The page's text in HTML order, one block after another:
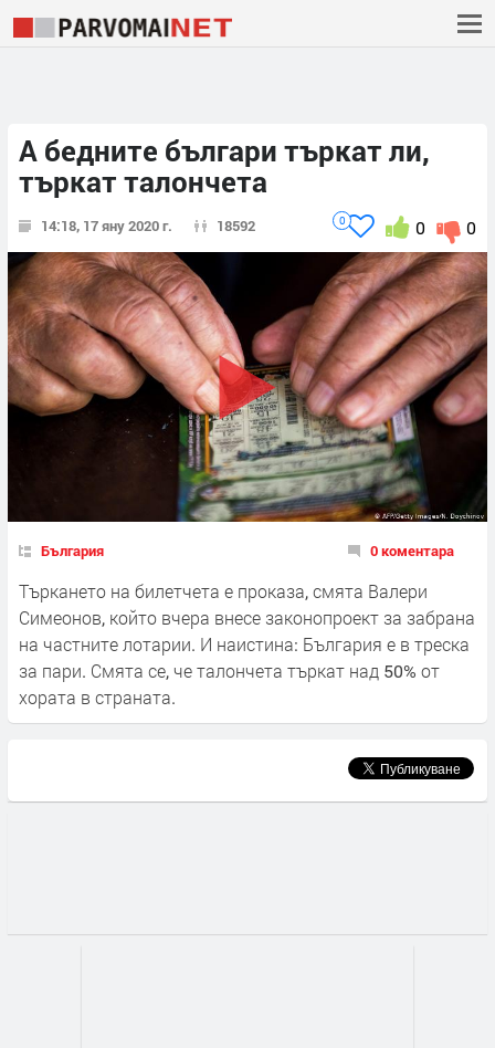
А бедните българи търкат ли,
търкат талончета
14:18, 17 яну 2020 г. 18592 0
0
0
България 0 коментара
Търкането на билетчета е проказа, смята Валери
Симеонов, който вчера внесе законопроект за забрана
на частните лотарии. И наистина: България е в треска
за пари. Смята се, че талончета търкат над 50% от
хората в страната.